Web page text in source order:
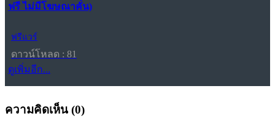
ฟรี ไม่มีโฆษณาคั่น)
ฟรีแวร์
ดาวน์โหลด : 81
ดูเพิ่มอีก...
ความคิดเห็น (0)